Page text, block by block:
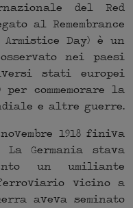
del Red
al Remembrance
Armistice Day) è un
osservato nei paesi
stati europei
commemorare la
e altre guerre.
1918 finiva
Germania stava
un umiliante
vicino a
aveva seminato